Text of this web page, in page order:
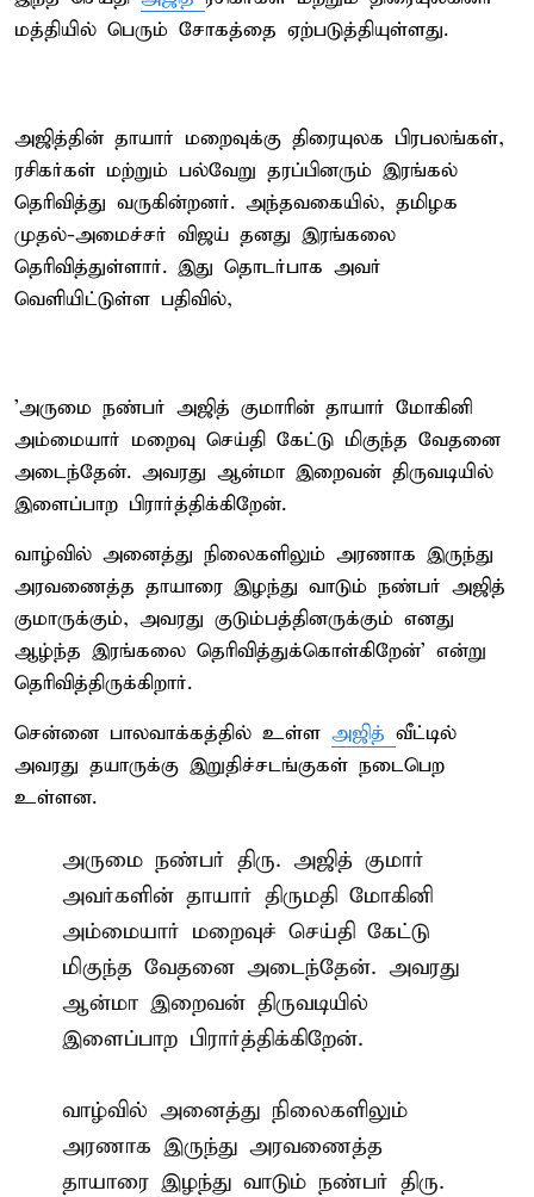
மத்தியில் பெரும் சோகத்தை ஏற்படுத்தியுள்ளது.
அஜித்தின் தாயார் மறைவுக்கு திரையுலக பிரபலங்கள்,
ரசிகர்கள் மற்றும் பல்வேறு தரப்பினரும் இரங்கல்
தெரிவித்து வருகின்றனர். அந்தவகையில், தமிழக
முதல்-அமைச்சர் விஜய் தனது இரங்கலை
தெரிவித்துள்ளார். இது தொடர்பாக அவர்
வெளியிட்டுள்ள பதிவில்,
’அருமை நண்பர் அஜித் குமாரின் தாயார் மோகினி
அம்மையார் மறைவு செய்தி கேட்டு மிகுந்த வேதனை
அடைந்தேன். அவரது ஆன்மா இறைவன் திருவடியில்
இளைப்பாற பிரார்த்திக்கிறேன்.
வாழ்வில் அனைத்து நிலைகளிலும் அரணாக இருந்து
அரவணைத்த தாயாரை இழந்து வாடும் நண்பர் அஜித்
குமாருக்கும், அவரது குடும்பத்தினருக்கும் எனது
ஆழ்ந்த இரங்கலை தெரிவித்துக்கொள்கிறேன்’ என்று
தெரிவித்திருக்கிறார்.
சென்னை பாலவாக்கத்தில் உள்ள அஜித் வீட்டில்
அவரது தயாருக்கு இறுதிச்சடங்குகள் நடைபெற
உள்ளன.
அருமை நண்பர் திரு. அஜித் குமார்
அவர்களின் தாயார் திருமதி மோகினி
அம்மையார் மறைவுச் செய்தி கேட்டு
மிகுந்த வேதனை அடைந்தேன். அவரது
ஆன்மா இறைவன் திருவடியில்
இளைப்பாற பிரார்த்திக்கிறேன்.
வாழ்வில் அனைத்து நிலைகளிலும்
அரணாக இருந்து அரவணைத்த
தாயாரை இழந்து வாடும் நண்பர் திரு.